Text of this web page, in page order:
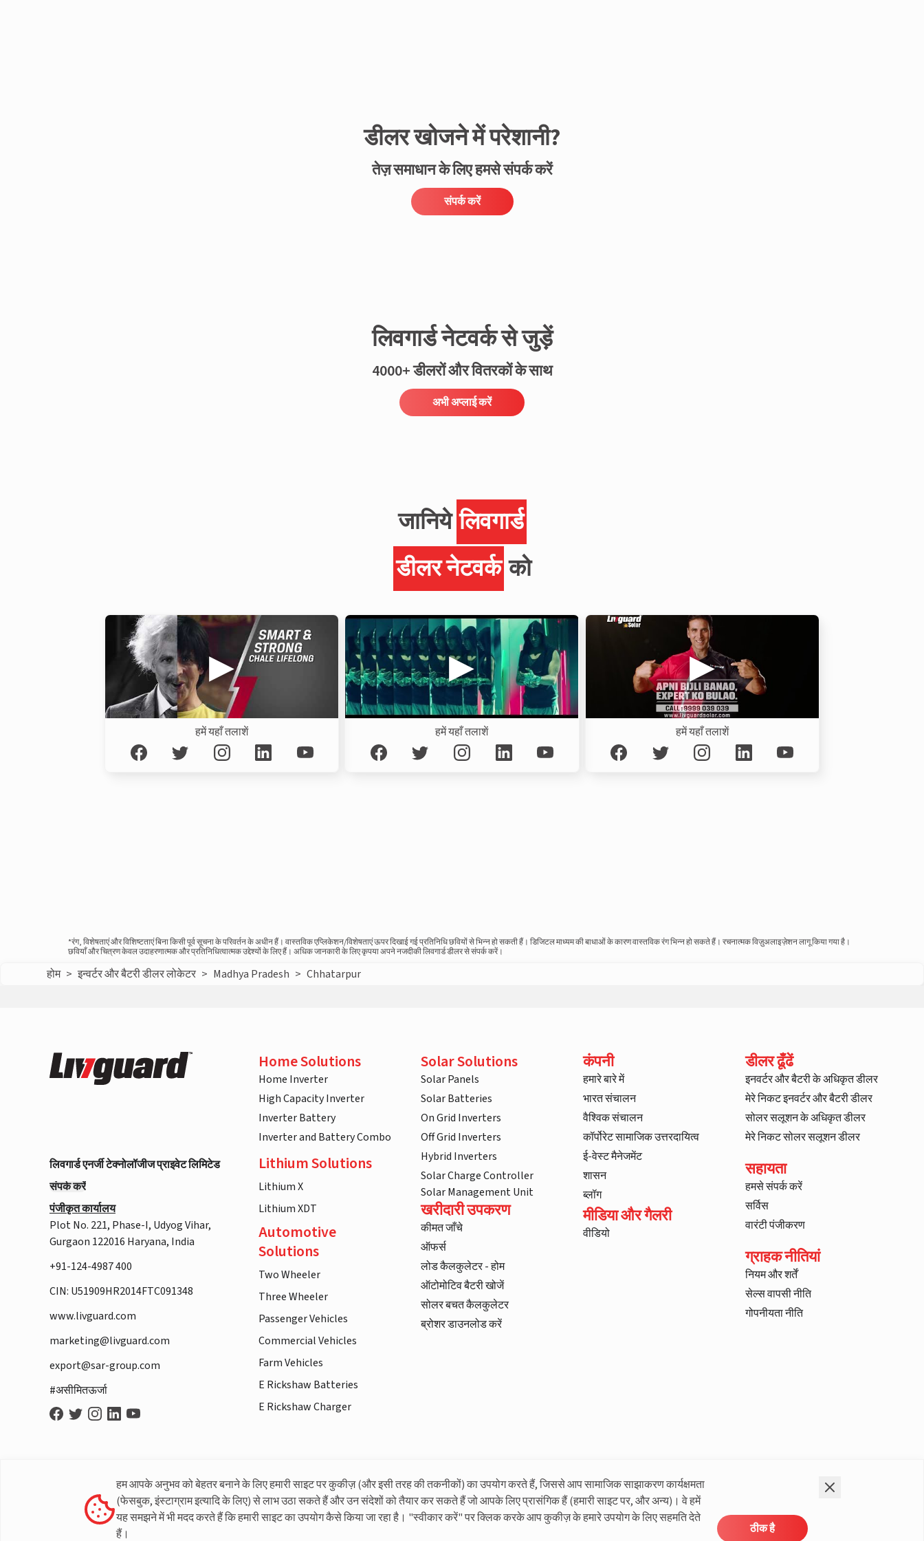
डीलर खोजने में परेशानी?
तेज़ समाधान के लिए हमसे संपर्क करें
संपर्क करें
लिवगार्ड नेटवर्क से जुड़ें
4000+ डीलरों और वितरकों के साथ
अभी अप्लाई करें
जानियेलिवगार्ड
डीलर नेटवर्क को
हमें यहाँ तलाशें हमें यहाँ तलाशें हमें यहाँ तलाशें
*रंग, विशेषताएं और विशिष्टताएं बिना किसी पूर्व सूचना के परिवर्तन के अधीन हैं। वास्तविक एप्लिकेशन/विशेषताएं ऊपर दिखाई गई प्रतिनिधि छवियों से भिन्न हो सकती हैं। डिजिटल माध्यम की बाधाओं के कारण वास्तविक रंग भिन्न हो सकते हैं। रचनात्मक विज़ुअलाइज़ेशन लागू किया गया है।
छवियाँ और चित्रण केवल उदाहरणात्मक और प्रतिनिधित्वात्मक उद्देश्यों के लिए हैं। अधिक जानकारी के लिए कृपया अपने नजदीकी लिवगार्ड डीलर से संपर्क करें।
होम > इन्वर्टर और बैटरी डीलर लोकेटर > Madhya Pradesh > Chhatarpur
लिवगार्ड एनर्जी टेक्नोलॉजीज प्राइवेट लिमिटेड
संपर्क करें
पंजीकृत कार्यालय
Plot No. 221, Phase-I, Udyog Vihar,
Gurgaon 122016 Haryana, India
+91-124-4987 400
CIN: U51909HR2014FTC091348
www.livguard.com
marketing@livguard.com
export@sar-group.com
#असीमितऊर्जा
Home Solutions
Home Inverter
High Capacity Inverter
Inverter Battery
Inverter and Battery Combo
Lithium Solutions
Lithium X
Lithium XDT
Automotive
Solutions
Two Wheeler
Three Wheeler
Passenger Vehicles
Commercial Vehicles
Farm Vehicles
E Rickshaw Batteries
E Rickshaw Charger
Solar Solutions
Solar Panels
Solar Batteries
On Grid Inverters
Off Grid Inverters
Hybrid Inverters
Solar Charge Controller
Solar Management Unit
खरीदारी उपकरण
कीमत जाँचे
ऑफर्स
लोड कैलकुलेटर - होम
ऑटोमोटिव बैटरी खोजें
सोलर बचत कैलकुलेटर
ब्रोशर डाउनलोड करें
कंपनी
हमारे बारे में
भारत संचालन
वैश्विक संचालन
कॉर्पोरेट सामाजिक उत्तरदायित्व
ई-वेस्ट मैनेजमेंट
शासन
ब्लॉग
मीडिया और गैलरी
वीडियो
डीलर ढूँढें
इनवर्टर और बैटरी के अधिकृत डीलर
मेरे निकट इनवर्टर और बैटरी डीलर
सोलर सलूशन के अधिकृत डीलर
मेरे निकट सोलर सलूशन डीलर
सहायता
हमसे संपर्क करें
सर्विस
वारंटी पंजीकरण
ग्राहक नीतियां
नियम और शर्तें
सेल्स वापसी नीति
गोपनीयता नीति
लिवगार्ड के बारे में अधिक जानकारी
हम आपके अनुभव को बेहतर बनाने के लिए हमारी साइट पर कुकीज़ (और इसी तरह की तकनीकों) का उपयोग करते हैं, जिससे आप सामाजिक साझाकरण कार्यक्षमता
(फेसबुक, इंस्टाग्राम इत्यादि के लिए) से लाभ उठा सकते हैं और उन संदेशों को तैयार कर सकते हैं जो आपके लिए प्रासंगिक हैं (हमारी साइट पर, और अन्य)। वे हमें
यह समझने में भी मदद करते हैं कि हमारी साइट का उपयोग कैसे किया जा रहा है। "स्वीकार करें" पर क्लिक करके आप कुकीज़ के हमारे उपयोग के लिए सहमति देते
हैं।
ठीक है